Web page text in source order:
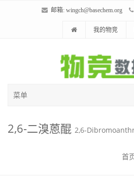
邮箱: wingch@basechem.org
我的物竞
菜单
2,6-二溴蒽醌 2,6-
首